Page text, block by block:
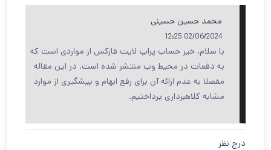
محمد حسین حسینی
02/06/2024 12:25
با سلام، خیر حساب پراپ لایت فارکس از مواردی است که
به دفعات در محیط وب منتشر شده است. در این مقاله
مفصلا به عدم ارائه آن برای رفع ابهام و پیشگیری از موارد
مشابه کلاهبرداری پرداختیم.
درج نظر